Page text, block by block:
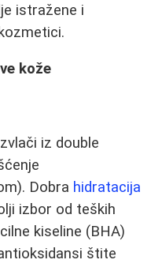
istražene i
kože
iz double
Dobra hidratacija
izbor od teških
kiseline (BHA)
štite